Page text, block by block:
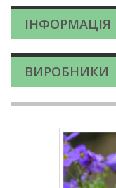
ІНФОРМАЦІЯ
ВИРОБНИКИ